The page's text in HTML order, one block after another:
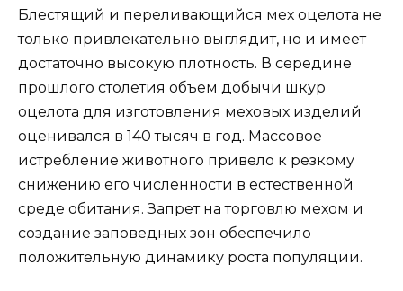
Блестящий и переливающийся мех оцелота не
только привлекательно выглядит, но и имеет
достаточно высокую плотность. В середине
прошлого столетия объем добычи шкур
оцелота для изготовления меховых изделий
оценивался в 140 тысяч в год. Массовое
истребление животного привело к резкому
снижению его численности в естественной
среде обитания. Запрет на торговлю мехом и
создание заповедных зон обеспечило
положительную динамику роста популяции.